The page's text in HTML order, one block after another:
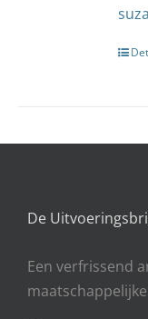
De
Een verfrissend